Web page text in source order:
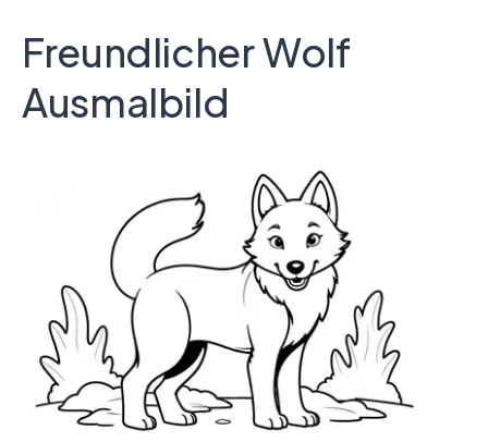
Freundlicher Wolf
Ausmalbild